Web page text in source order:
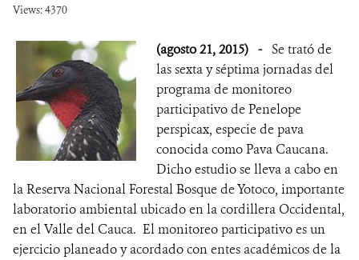
Views: 4370
(agosto 21, 2015) - Se trató de
las sexta y séptima jornadas del
programa de monitoreo
participativo de Penelope
perspicax, especie de pava
conocida como Pava Caucana.
Dicho estudio se lleva a cabo en
la Reserva Nacional Forestal Bosque de Yotoco, importante
laboratorio ambiental ubicado en la cordillera Occidental,
en el Valle del Cauca. El monitoreo participativo es un
ejercicio planeado y acordado con entes académicos de la